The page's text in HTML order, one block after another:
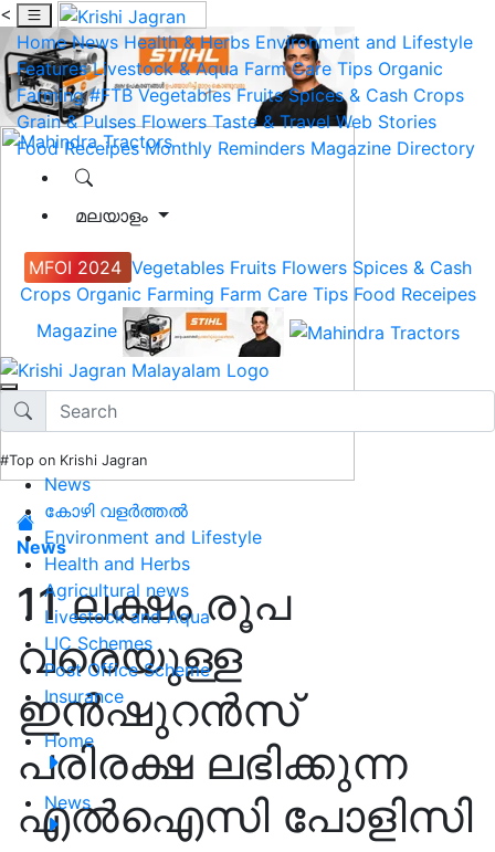
<
Home News Health & Herbs Environment and Lifestyle
Features Livestock & Aqua Farm Care Tips Organic
Farming #FTB Vegetables Fruits Spices & Cash Crops
Grain & Pulses Flowers Taste & Travel Web Stories
Food Receipes Monthly Reminders Magazine Directory
മലയാളം
MFOI 2024 Vegetables Fruits Flowers Spices & Cash
Crops Organic Farming Farm Care Tips Food Receipes
Magazine
#Top on Krishi Jagran
News
കോഴി വളർത്തൽ
Environment and Lifestyle
Health and Herbs
Agricultural news
Livestock and Aqua
LIC Schemes
Post Office Scheme
Insurance
Home
News
News
11 ലക്ഷം രൂപ
വരെയുള്ള
ഇന്‍ഷുറന്‍സ്
പരിരക്ഷ ലഭിക്കുന്ന
എൽഐസി പോളിസി